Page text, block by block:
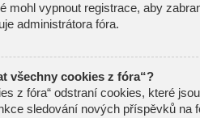
mohl vypnout registrace, aby
administrátora fóra.
všechny cookies z fóra“?
z fóra“ odstraní cookies, které
sledování nových příspěvků na